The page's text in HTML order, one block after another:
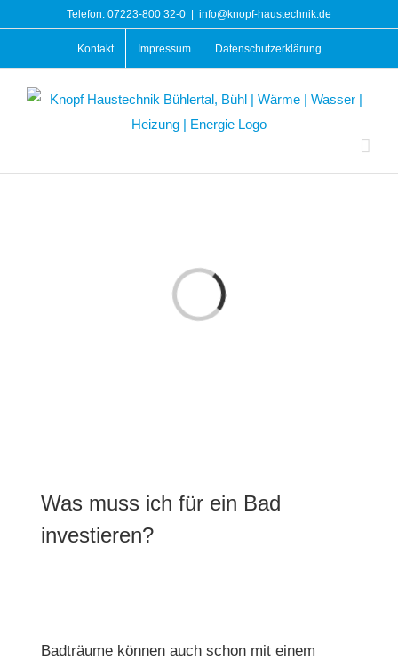
Telefon: 07223-800 32-0 info@knopf-haustechnik.de
Kontakt Impressum Datenschutzerklärung
Laden...
Was muss ich für ein Bad
investieren?
Badträume können auch schon mit einem